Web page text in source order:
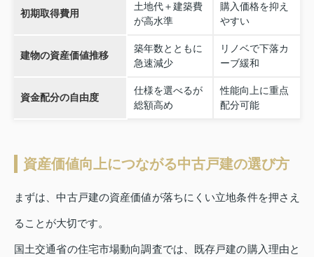
初期取得費用
土地代＋建築費
が高水準
購入価格を抑え
やすい
建物の資産価値推移
築年数とともに
急速減少
リノベで下落カ
ーブ緩和
資金配分の自由度
仕様を選べるが
総額高め
性能向上に重点
配分可能
資産価値向上につながる中古戸建の選び方
まずは、中古戸建の資産価値が落ちにくい立地条件を押さえ
ることが大切です。
国土交通省の住宅市場動向調査では、既存戸建の購入理由と